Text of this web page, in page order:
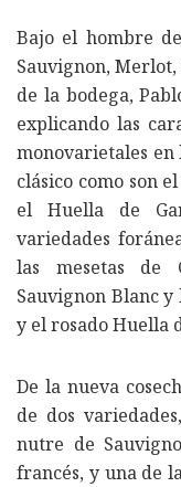
Bajo el hombre
Sauvignon,
de la bodega,
explicando las
monovarietales en
clásico como son
el Huella de
variedades
las mesetas de
Sauvignon Blanc
y el rosado Huella
De la nueva
de dos
nutre de
francés, y una de